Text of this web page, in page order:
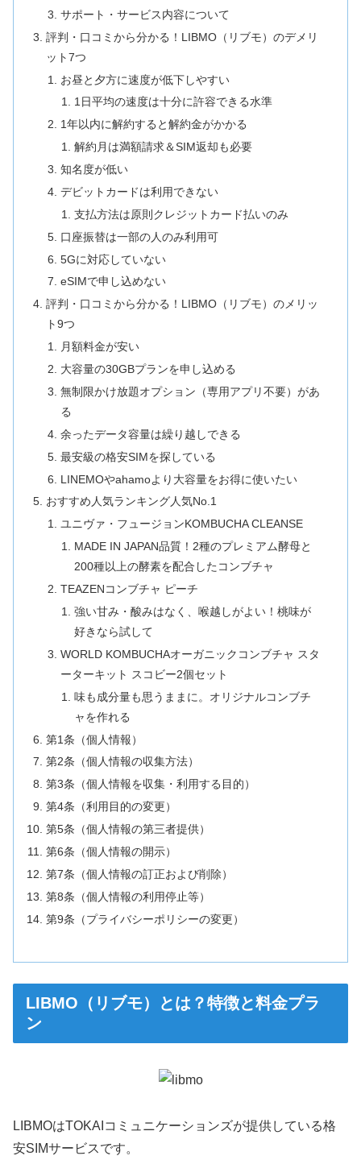
サポート・サービス内容について
評判・口コミから分かる！LIBMO（リブモ）のデメリ
ット7つ
お昼と夕方に速度が低下しやすい
1日平均の速度は十分に許容できる水準
1年以内に解約すると解約金がかかる
解約月は満額請求＆SIM返却も必要
知名度が低い
デビットカードは利用できない
支払方法は原則クレジットカード払いのみ
口座振替は一部の人のみ利用可
5Gに対応していない
eSIMで申し込めない
評判・口コミから分かる！LIBMO（リブモ）のメリッ
ト9つ
月額料金が安い
大容量の30GBプランを申し込める
無制限かけ放題オプション（専用アプリ不要）があ
る
余ったデータ容量は繰り越しできる
最安級の格安SIMを探している
LINEMOやahamoより大容量をお得に使いたい
おすすめ人気ランキング人気No.1
ユニヴァ・フュージョンKOMBUCHA CLEANSE
MADE IN JAPAN品質！2種のプレミアム酵母と
200種以上の酵素を配合したコンブチャ
TEAZENコンブチャ ピーチ
強い甘み・酸みはなく、喉越しがよい！桃味が
好きなら試して
WORLD KOMBUCHAオーガニックコンブチャ スタ
ーターキット スコビー2個セット
味も成分量も思うままに。オリジナルコンブチ
ャを作れる
第1条（個人情報）
第2条（個人情報の収集方法）
第3条（個人情報を収集・利用する目的）
第4条（利用目的の変更）
第5条（個人情報の第三者提供）
第6条（個人情報の開示）
第7条（個人情報の訂正および削除）
第8条（個人情報の利用停止等）
第9条（プライバシーポリシーの変更）
LIBMO（リブモ）とは？特徴と料金プラ
ン
LIBMOはTOKAIコミュニケーションズが提供している格
安SIMサービスです。